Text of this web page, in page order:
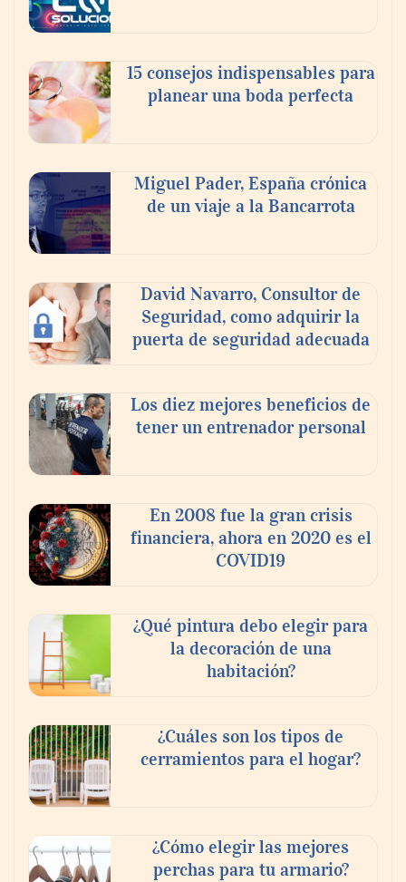
La luz roja, el nuevo aftersun, actúa en la
recuperación de la piel después del sol
15 consejos indispensables para
planear una boda perfecta
Miguel Pader, España crónica
de un viaje a la Bancarrota
David Navarro, Consultor de
Seguridad, como adquirir la
puerta de seguridad adecuada
Los diez mejores beneficios de
tener un entrenador personal
En 2008 fue la gran crisis
financiera, ahora en 2020 es el
COVID19
¿Qué pintura debo elegir para
la decoración de una
habitación?
¿Cuáles son los tipos de
cerramientos para el hogar?
¿Cómo elegir las mejores
perchas para tu armario?